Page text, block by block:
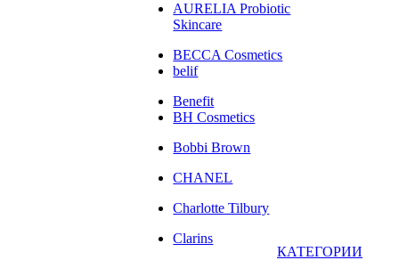
AURELIA Probiotic
Skincare
BECCA Cosmetics
belif
Benefit
BH Cosmetics
Bobbi Brown
CHANEL
Charlotte Tilbury
Clarins
КАТЕГОРИИ